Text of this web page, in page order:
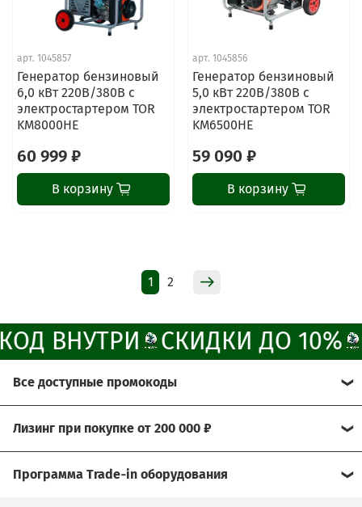
арт. 1045857
Генератор бензиновый
6,0 кВт 220В/380В с
электростартером TOR
KM8000HE
60 999 ₽
В корзину
арт. 1045856
Генератор бензиновый
5,0 кВт 220В/380В с
электростартером TOR
KM6500HE
59 090 ₽
В корзину
1 2
ВНУТРИ СКИДКИ ДО 10%
Все доступные промокоды
Мы рады предложить Вам возможность
воспользоваться нашими эксклюзивными
Лизинг при покупке от 200 000 ₽
Программа Trade‑in оборудования
online
Наши мессенджеры
Свяжитесь с нами через любой удобный
Электронная почта
Позвонить
Группа Вконтакте
Канал MAX